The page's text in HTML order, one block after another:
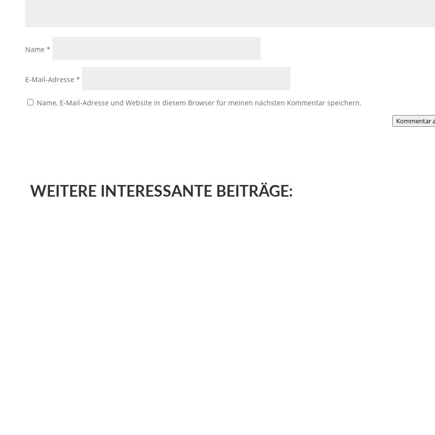
Name *
E-Mail-Adresse *
Name, E-Mail-Adresse und Website in diesem Browser für meinen nächsten Kommentar speichern.
Kommentar
WEITERE INTERESSANTE BEITRÄGE: